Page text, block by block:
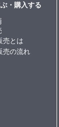
・購入する
売とは
売の流れ